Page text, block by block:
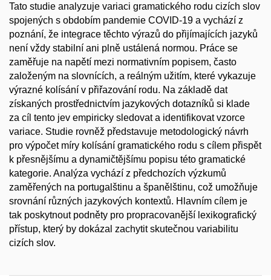
Tato studie analyzuje variaci gramatického rodu cizích slov
spojených s obdobím pandemie COVID-19 a vychází z
poznání, že integrace těchto výrazů do přijímajících jazyků
není vždy stabilní ani plně ustálená normou. Práce se
zaměřuje na napětí mezi normativním popisem, často
založeným na slovnících, a reálným užitím, které vykazuje
výrazné kolísání v přiřazování rodu. Na základě dat
získaných prostřednictvím jazykových dotazníků si klade
za cíl tento jev empiricky sledovat a identifikovat vzorce
variace. Studie rovněž představuje metodologický návrh
pro výpočet míry kolísání gramatického rodu s cílem přispět
k přesnějšímu a dynamičtějšímu popisu této gramatické
kategorie. Analýza vychází z předchozích výzkumů
zaměřených na portugalštinu a španělštinu, což umožňuje
srovnání různých jazykových kontextů. Hlavním cílem je
tak poskytnout podněty pro propracovanější lexikografický
přístup, který by dokázal zachytit skutečnou variabilitu
cizích slov.